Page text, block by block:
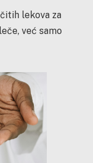
lekova za
već samo